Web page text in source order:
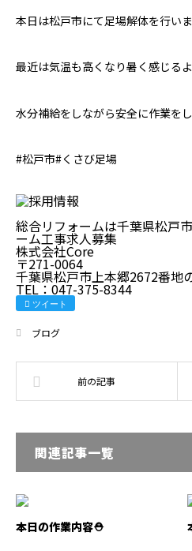
本日は松戸市にて足場解体を行いま
最近は気温も高くなり暑く感じる
水分補給をしながら安全に作業を
#松戸市#くさび足場
総合リフォームは千葉県松戸
ーム工事求人募集
株式会社Core
〒271-0064
千葉県松戸市上本郷2672番地
TEL：047-375-8344
ツイート
ブログ
関連記事一覧
本日の作業内容⛑️